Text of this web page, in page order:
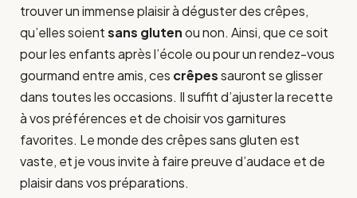
trouver un immense plaisir à déguster des crêpes,
qu’elles soientsans glutenou non. Ainsi, que ce soit
pour les enfants après l’école ou pour un rendez-vous
gourmand entre amis, ces crêpessauront se glisser
dans toutes les occasions. Il suffit d’ajuster la recette
à vos préférences et de choisir vos garnitures
favorites. Le monde des crêpes sans gluten est
vaste, et je vous invite à faire preuve d’audace et de
plaisir dans vos préparations.